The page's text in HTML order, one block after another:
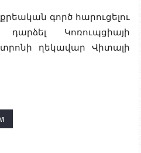
քրեական գործ հարուցելու
Կոռուպցիայի
ղեկավար Վիտալի